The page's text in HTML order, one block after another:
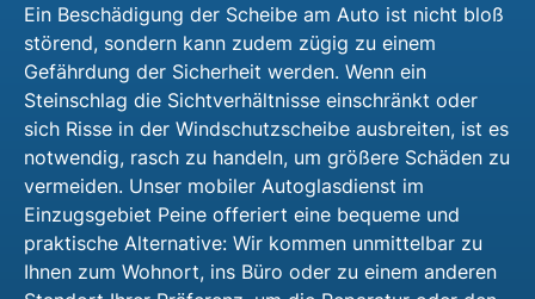
Ein Beschädigung der Scheibe am Auto ist nicht bloß
störend, sondern kann zudem zügig zu einem
Gefährdung der Sicherheit werden. Wenn ein
Steinschlag die Sichtverhältnisse einschränkt oder
sich Risse in der Windschutzscheibe ausbreiten, ist es
notwendig, rasch zu handeln, um größere Schäden zu
vermeiden. Unser mobiler Autoglasdienst im
Einzugsgebiet Peine offeriert eine bequeme und
praktische Alternative: Wir kommen unmittelbar zu
Ihnen zum Wohnort, ins Büro oder zu einem anderen